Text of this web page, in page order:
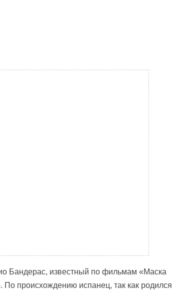
Бандерас, известный по фильмам «Маска
происхождению испанец, так как родился